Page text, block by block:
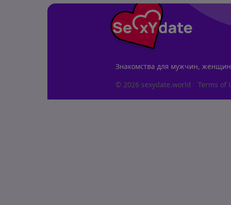
Знакомства для мужчин, женщин,
© 2026 sexydate.world
Terms of